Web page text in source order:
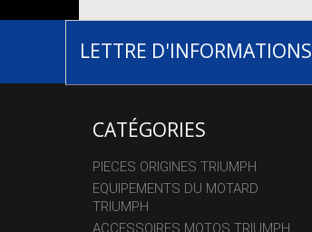
LETTRE D'INFORMATIONS
CATÉGORIES
PIECES ORIGINES TRIUMPH
EQUIPEMENTS DU MOTARD
TRIUMPH
ACCESSOIRES MOTOS TRIUMPH